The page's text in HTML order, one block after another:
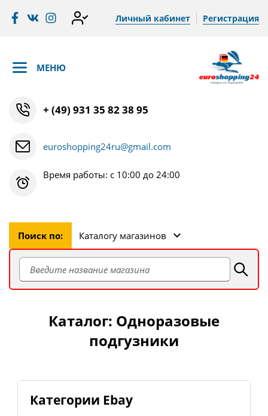
Личный кабинет Регистрация
МЕНЮ
+ (49) 931 35 82 38 95
euroshopping24ru@gmail.com
Время работы: с 10:00 до 24:00
Поиск по: Каталогу магазинов
Категории Ebay
Каталог: Одноразовые
подгузники